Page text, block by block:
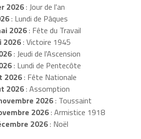
2026: Jour de l'an
: Lundi de Pâques
2026: Fête du Travail
2026: Victoire 1945
: Jeudi de l'Ascension
: Lundi de Pentecôte
2026: Fête Nationale
2026: Assomption
2026: Toussaint
2026: Armistice 1918
2026: Noël